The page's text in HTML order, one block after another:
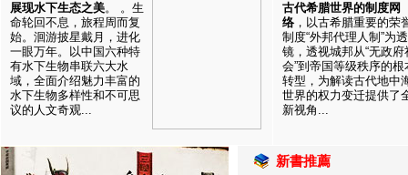
展现水下生态之美。 。生
命轮回不息，旅程周而复
始。洄游披星戴月，进化
一眼万年。以中国六种特
有水下生物串联六大水
域，全面介绍魅力丰富的
水下生物多样性和不可思
议的人文奇观...
古代希腊世界的制度网
络 ，以古希腊重要的荣
制度“外邦代理人制”为透
镜，透视城邦从“无政府
会”到帝国等级秩序的根
转型，为解读古代地中
世界的权力变迁提供了
新视角...
新書推薦